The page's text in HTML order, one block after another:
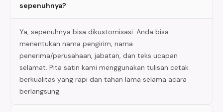
sepenuhnya?
Ya, sepenuhnya bisa dikustomisasi. Anda bisa
menentukan nama pengirim, nama
penerima/perusahaan, jabatan, dan teks ucapan
selamat. Pita satin kami menggunakan tulisan cetak
berkualitas yang rapi dan tahan lama selama acara
berlangsung.